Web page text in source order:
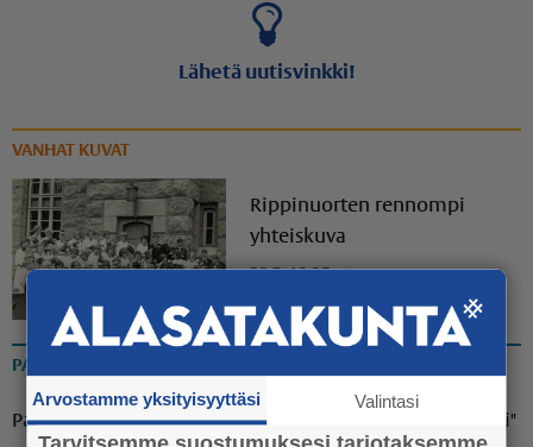
Lähetä uutisvinkki!
VANHAT KUVAT
Rippinuorten rennompi
yhteiskuva
23.7. 13:37
PAKINAT
Pakina: "Ammuu! Eräänä iltana puuttuva palanen löytyi"
Arvostamme yksityisyyttäsi Valintasi